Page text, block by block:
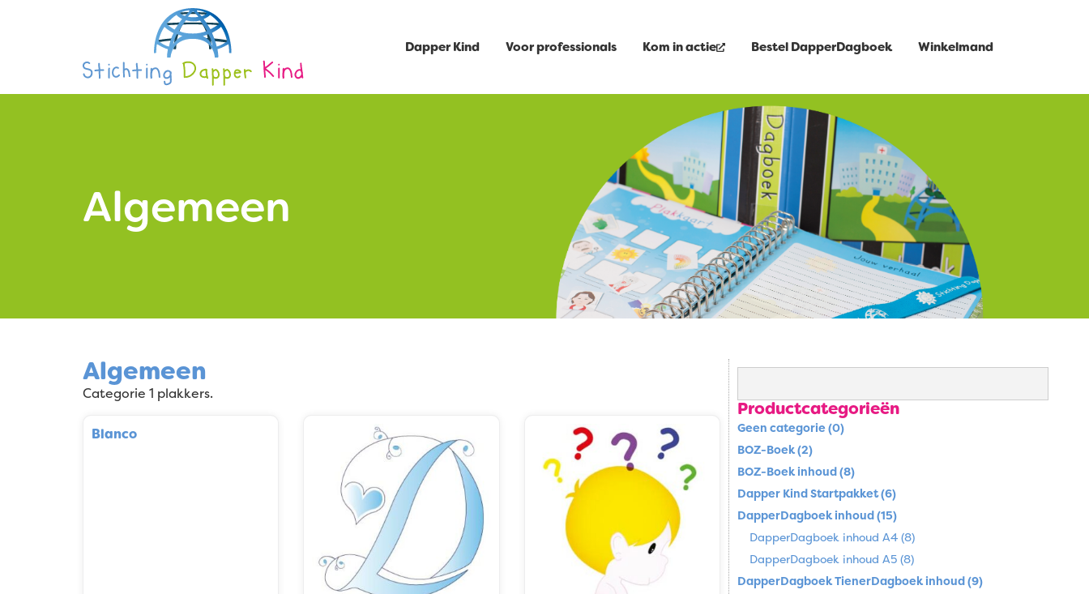
Dapper Kind Voor professionals Kom in actie Bestel DapperDagboek Winkelmand
Algemeen
Algemeen
Categorie 1 plakkers.
Blanco
Productcategorieën
Geen categorie (0)
BOZ-Boek (2)
BOZ-Boek inhoud (8)
Dapper Kind Startpakket (6)
DapperDagboek inhoud (15)
DapperDagboek inhoud A4 (8)
DapperDagboek inhoud A5 (8)
DapperDagboek TienerDagboek inhoud (9)